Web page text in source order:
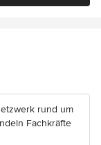
rund um
Fachkräfte